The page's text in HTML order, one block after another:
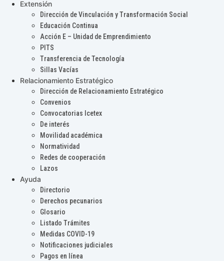
Extensión
Dirección de Vinculación y Transformación Social
Educación Continua
Acción E – Unidad de Emprendimiento
PITS
Transferencia de Tecnología
Sillas Vacías
Relacionamiento Estratégico
Dirección de Relacionamiento Estratégico
Convenios
Convocatorias Icetex
De interés
Movilidad académica
Normatividad
Redes de cooperación
Lazos
Ayuda
Directorio
Derechos pecunarios
Glosario
Listado Trámites
Medidas COVID-19
Notificaciones judiciales
Pagos en línea